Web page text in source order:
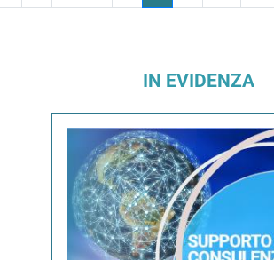
IN EVIDENZA